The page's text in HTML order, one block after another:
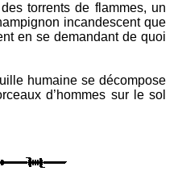
torrents de flammes, un
incandescent que
en se demandant de quoi
humaine se décompose
d’hommes sur le sol